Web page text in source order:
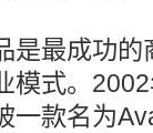
是最成功
模式。
一款名为